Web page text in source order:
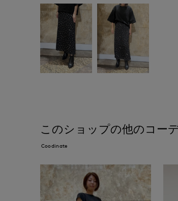
このショップの他のコー
Coodinate